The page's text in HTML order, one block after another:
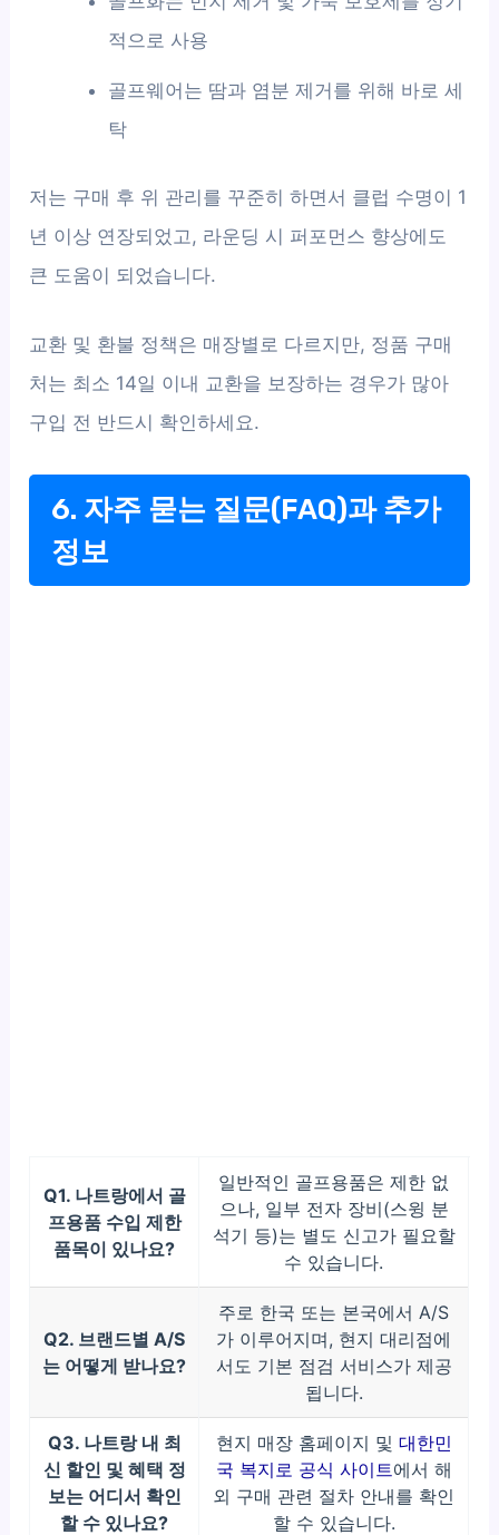
적으로 사용
골프웨어는 땀과 염분 제거를 위해 바로 세
탁
저는 구매 후 위 관리를 꾸준히 하면서 클럽 수명이 1
년 이상 연장되었고, 라운딩 시 퍼포먼스 향상에도
큰 도움이 되었습니다.
교환 및 환불 정책은 매장별로 다르지만, 정품 구매
처는 최소 14일 이내 교환을 보장하는 경우가 많아
구입 전 반드시 확인하세요.
6. 자주 묻는 질문(FAQ)과 추가
정보
Q1. 나트랑에서 골
프용품 수입 제한
품목이 있나요?
일반적인 골프용품은 제한 없
으나, 일부 전자 장비(스윙 분
석기 등)는 별도 신고가 필요할
수 있습니다.
Q2. 브랜드별 A/S
는 어떻게 받나요?
주로 한국 또는 본국에서 A/S
가 이루어지며, 현지 대리점에
서도 기본 점검 서비스가 제공
됩니다.
Q3. 나트랑 내 최
신 할인 및 혜택 정
보는 어디서 확인
할 수 있나요?
현지 매장 홈페이지 및 대한민
국 복지로 공식 사이트에서 해
외 구매 관련 절차 안내를 확인
할 수 있습니다.